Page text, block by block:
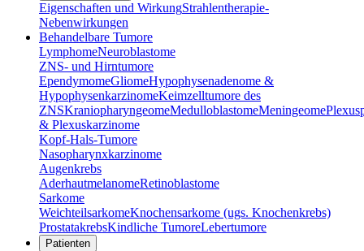
Eigenschaften und WirkungStrahlentherapie-
Nebenwirkungen
Behandelbare Tumore
LymphomeNeuroblastome
ZNS- und Hirntumore
EpendymomeGliomeHypophysenadenome &
HypophysenkarzinomeKeimzelltumore des
ZNSKraniopharyngeomeMedulloblastomeMeningeome
& Plexuskarzinome
Kopf-Hals-Tumore
Nasopharynxkarzinome
Augenkrebs
AderhautmelanomeRetinoblastome
Sarkome
WeichteilsarkomeKnochensarkome (ugs. Knochenkrebs)
ProstatakrebsKindliche TumoreLebertumore
Patienten